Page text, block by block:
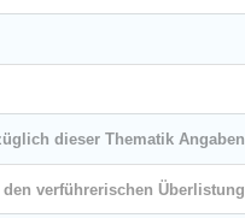
dieser Thematik
verführerischen